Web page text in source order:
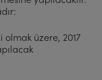
üzere, 2017